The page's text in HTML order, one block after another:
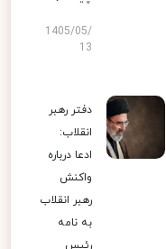
1405/05/
13
دفتر رهبر
انقلاب:
ادعا درباره
واکنش
رهبر انقلاب
به نامه
رئیس